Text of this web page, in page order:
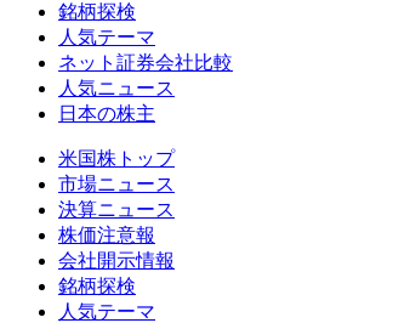
銘柄探検
人気テーマ
ネット証券会社比較
人気ニュース
日本の株主
米国株トップ
市場ニュース
決算ニュース
株価注意報
会社開示情報
銘柄探検
人気テーマ